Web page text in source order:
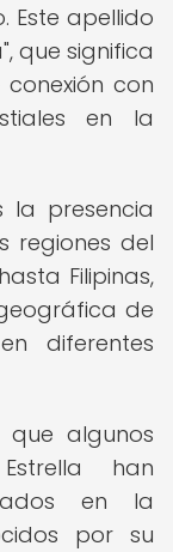
Este apellido
que significa
con
en la
la presencia
regiones del
Filipinas,
de
diferentes
que algunos
han
en la
por su